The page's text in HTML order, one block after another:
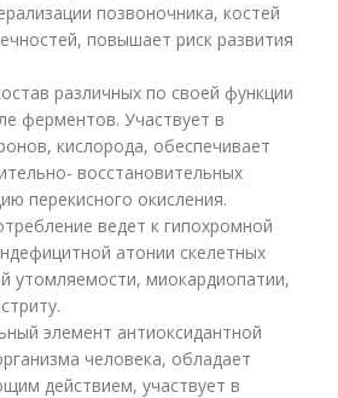
позвоночника, костей
повышает риск развития
различных по своей функции
ферментов. Участвует в
кислорода, обеспечивает
восстановительных
перекисного окисления.
ведет к гипохромной
атонии скелетных
утомляемости, миокардиопатии,
элемент антиоксидантной
человека, обладает
действием, участвует в